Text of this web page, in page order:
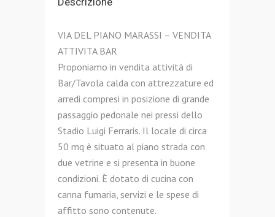
VIA DEL PIANO MARASSI – VENDITA
ATTIVITA BAR
Proponiamo in vendita attività di
Bar/Tavola calda con attrezzature ed
arredi compresi in posizione di grande
passaggio pedonale nei pressi dello
Stadio Luigi Ferraris. Il locale di circa
50 mq è situato al piano strada con
due vetrine e si presenta in buone
condizioni. È dotato di cucina con
canna fumaria, servizi e le spese di
affitto sono contenute.